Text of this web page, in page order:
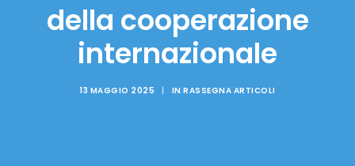
della cooperazione
internazionale
13 MAGGIO 2025 | INRASSEGNA ARTICOLI